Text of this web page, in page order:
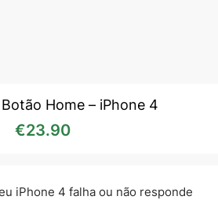
Home – iPhone 4
€23.90
iPhone 4 falha ou não responde